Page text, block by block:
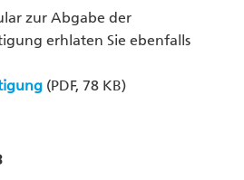
zur Abgabe der
erhlaten Sie ebenfalls
(PDF, 78 KB)